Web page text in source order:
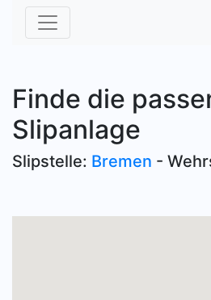
Finde die
Slipanlage
Slipstelle: Bremen -